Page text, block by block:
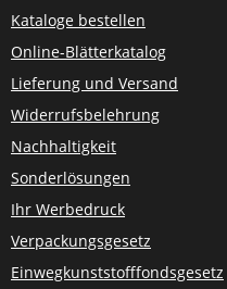
Kataloge bestellen
Online-Blätterkatalog
Lieferung und Versand
Widerrufsbelehrung
Nachhaltigkeit
Sonderlösungen
Ihr Werbedruck
Verpackungsgesetz
Einwegkunststofffondsgesetz